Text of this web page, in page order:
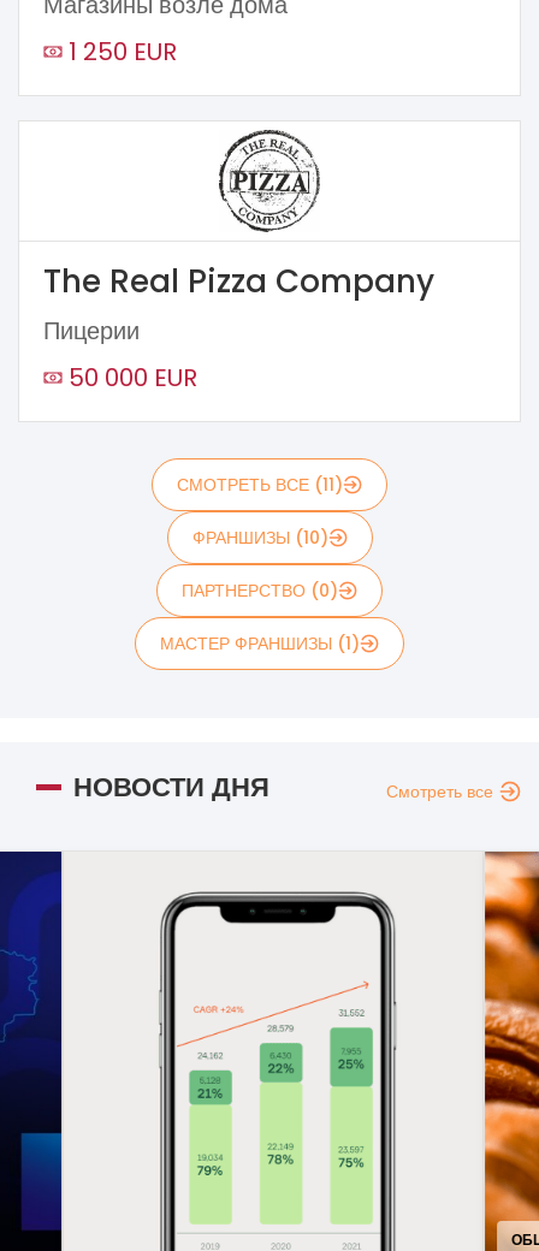
1 250 EUR
The Real Pizza Company
Пицерии
50 000 EUR
СМОТРЕТЬ ВСЕ (11)
ФРАНШИЗЫ (10)
ПАРТНЕРСТВО (0)
МАСТЕР ФРАНШИЗЫ (1)
НОВОСТИ ДНЯ Смотреть все